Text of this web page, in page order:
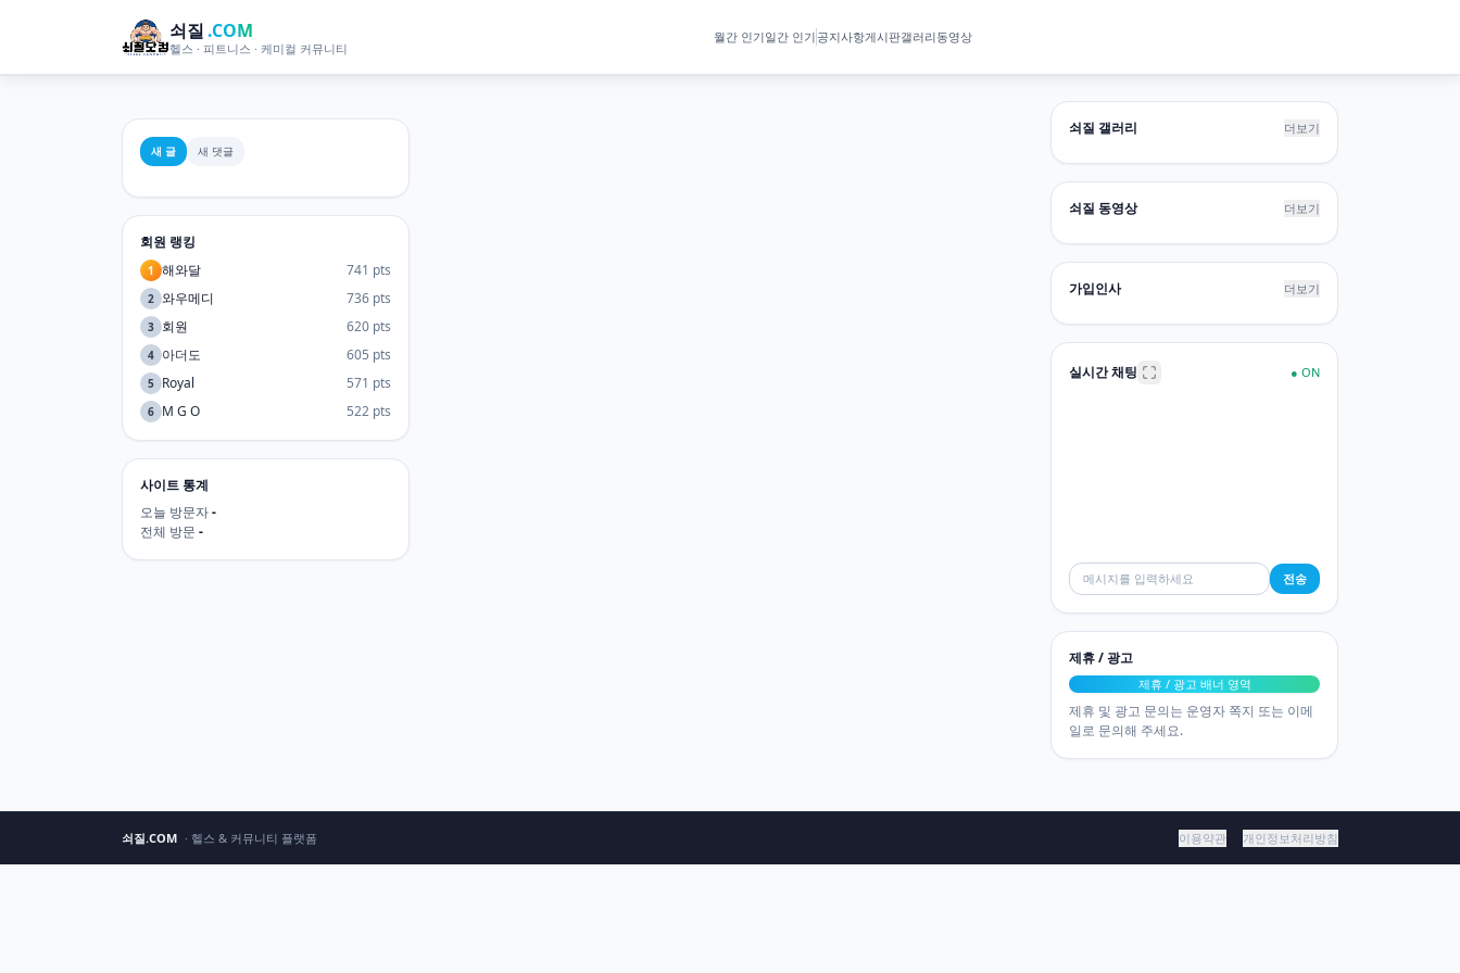
쇠질 .COM
헬스 · 피트니스 · 케미컬 커뮤니티
월간 인기일간 인기공지사항게시판갤러리동영상
새 글 새 댓글
회원 랭킹
1 해와달 741 pts
2 와우메디 736 pts
3 회원 620 pts
4 아더도 605 pts
5 Royal 571 pts
6 M G O 522 pts
사이트 통계
오늘 방문자-
전체 방문 -
쇠질 갤러리 더보기
쇠질 동영상 더보기
가입인사 더보기
실시간 채팅 ● ON
전송
제휴 / 광고
제휴 / 광고 배너 영역
제휴 및 광고 문의는 운영자 쪽지 또는 이메
일로 문의해 주세요.
쇠질.COM · 헬스 & 커뮤니티 플랫폼 이용약관 개인정보처리방침